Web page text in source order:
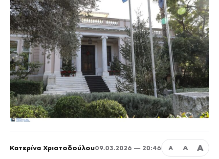
Κατερίνα Χριστοδούλου09.03.2026 — 20:46 Α Α Α